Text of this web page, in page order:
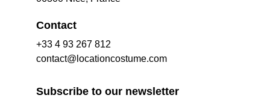
Contact
+33 4 93 267 812
contact@locationcostume.com
Subscribe to our newsletter